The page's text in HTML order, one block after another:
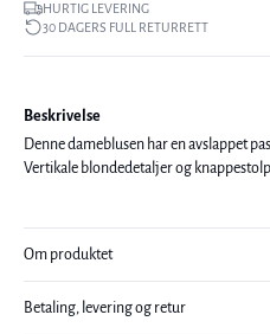
HURTIG LEVERING
30 DAGERS FULL RETURRETT
Beskrivelse
Denne dameblusen har en avslappet
Vertikale blondedetaljer og
Om produktet
Betaling, levering og retur